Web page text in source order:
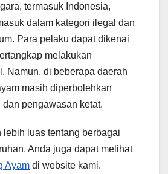
termasuk Indonesia,
dalam kategori ilegal dan
Para pelaku dapat dikenai
melakukan
Namun, di beberapa daerah
masih diperbolehkan
pengawasan ketat.
lebih luas tentang berbagai
Anda juga dapat melihat
Ayam di website kami.